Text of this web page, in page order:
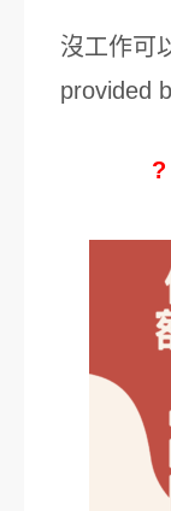
沒工作可
provided
?